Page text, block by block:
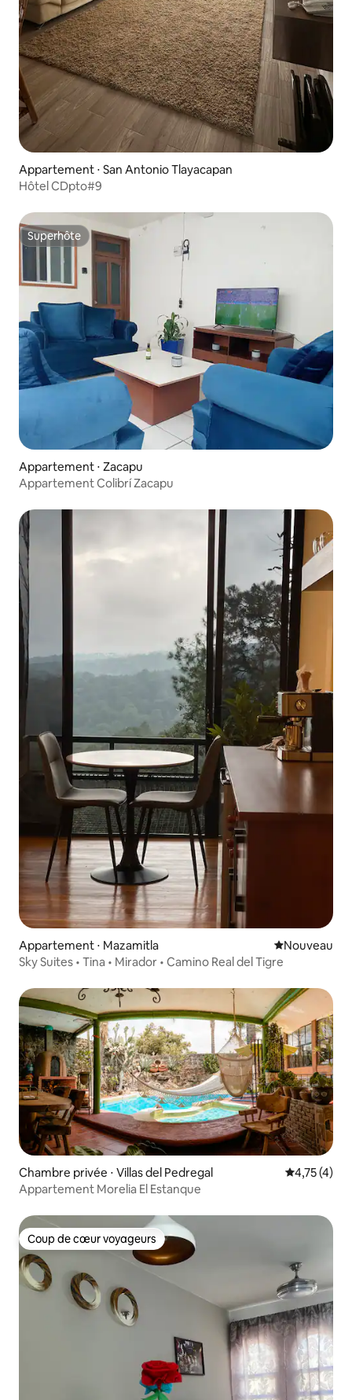
Appartement ⋅ San Antonio Tlayacapan
Hôtel CDpto#9
Superhôte
Superhôte
Appartement ⋅ Zacapu
Appartement Colibrí Zacapu
Appartement ⋅ Mazamitla Nouvel
Nouveau
Sky Suites • Tina • Mirador • Camino Real del Tigre
Chambre privée ⋅ Villas del Pedregal Évaluation
4,75 (4)
Appartement Morelia El Estanque
Coup de cœur voyageurs
Coup de cœur voyageurs